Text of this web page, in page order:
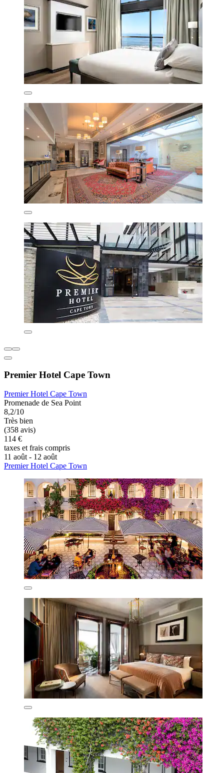
Premier Hotel Cape Town
Premier Hotel Cape Town
Promenade de Sea Point
8,2/10
Très bien
(358 avis)
114 €
taxes et frais compris
11 août - 12 août
Premier Hotel Cape Town